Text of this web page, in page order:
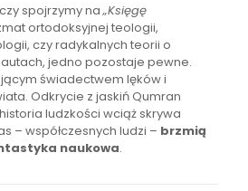
spojrzymy na„Księgę
ortodoksyjnej teologii,
czy radykalnych teorii o
jedno pozostaje pewne.
świadectwem lęków i
Odkrycie z jaskiń Qumran
ludzkości wciąż skrywa
– współczesnych ludzi – brzmią
naukowa.